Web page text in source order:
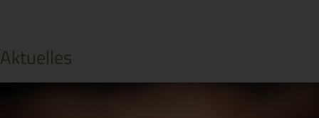
Aktuelles